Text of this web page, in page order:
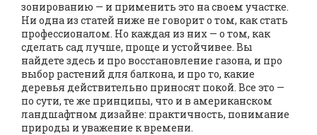
зонированию — и применить это на своем участке.
Ни одна из статей ниже не говорит о том, как стать
профессионалом. Но каждая из них — о том, как
сделать сад лучше, проще и устойчивее. Вы
найдете здесь и про восстановление газона, и про
выбор растений для балкона, и про то, какие
деревья действительно приносят покой. Все это —
по сути, те же принципы, что и в американском
ландшафтном дизайне: практичность, понимание
природы и уважение к времени.